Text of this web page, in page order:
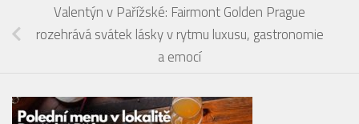
Valentýn v Pařížské: Fairmont Golden Prague
rozehrává svátek lásky v rytmu luxusu, gastronomie
a emocí